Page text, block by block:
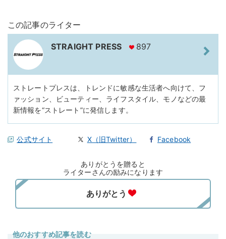
この記事のライター
STRAIGHT PRESS 897
ストレートプレスは、トレンドに敏感な生活者へ向けて、フ
ァッション、ビューティー、ライフスタイル、モノなどの最
新情報を“ストレート”に発信します。
公式サイト X（旧Twitter） Facebook
ありがとうを贈ると
ライターさんの励みになります
他のおすすめ記事を読む